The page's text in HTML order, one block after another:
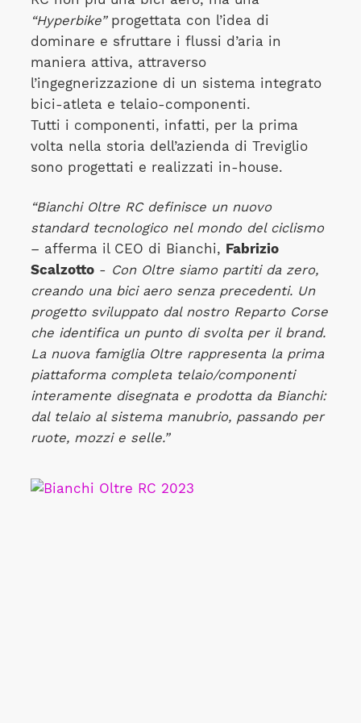
“Hyperbike”progettata con l’idea di
dominare e sfruttare i flussi d’aria in
maniera attiva, attraverso
l’ingegnerizzazione di un sistema integrato
bici-atleta e telaio-componenti.
Tutti i componenti, infatti, per la prima
volta nella storia dell’azienda di Treviglio
sono progettati e realizzati in-house.
“Bianchi Oltre RC definisce un nuovo
standard tecnologico nel mondo del ciclismo
– afferma il CEO di Bianchi, Fabrizio
Scalzotto- Con Oltre siamo partiti da zero,
creando una bici aero senza precedenti. Un
progetto sviluppato dal nostro Reparto Corse
che identifica un punto di svolta per il brand.
La nuova famiglia Oltre rappresenta la prima
piattaforma completa telaio/componenti
interamente disegnata e prodotta da Bianchi:
dal telaio al sistema manubrio, passando per
ruote, mozzi e selle.”